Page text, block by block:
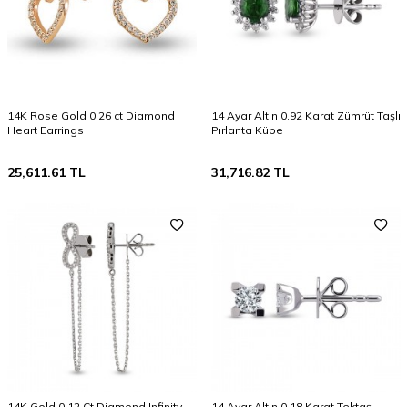
14K Rose Gold 0,26 ct Diamond
Heart Earrings
25,611.61 TL
14 Ayar Altın 0.92 Karat Zümrüt Taşlı
Pırlanta Küpe
31,716.82 TL